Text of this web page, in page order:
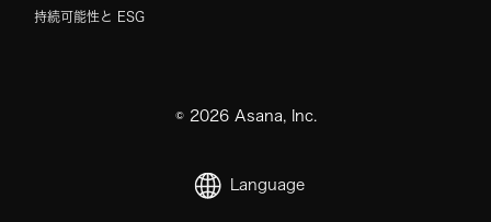
持続可能性と ESG
© 2026Asana, Inc.
Language